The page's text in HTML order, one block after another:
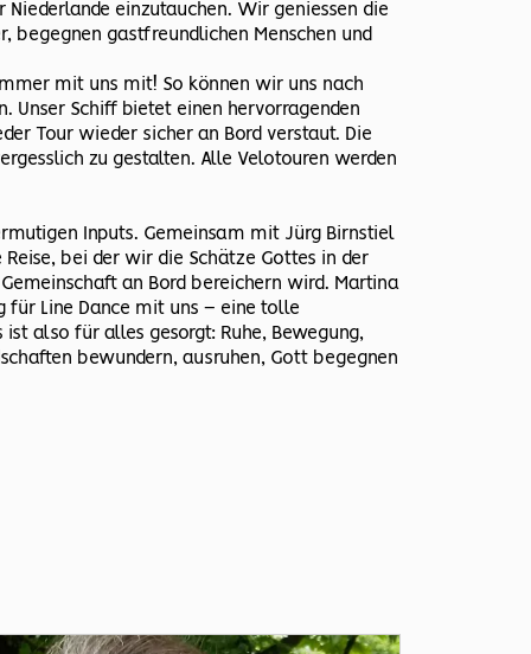
einzutauchen. Wir geniessen die
begegnen gastfreundlichen Menschen und
mit uns mit! So können wir uns nach
Unser Schiff bietet einen hervorragenden
Tour wieder sicher an Bord verstaut. Die
zu gestalten. Alle Velotouren werden
Inputs. Gemeinsam mit Jürg Birnstiel
bei der wir die Schätze Gottes in der
an Bord bereichern wird. Martina
für Line Dance mit uns – eine tolle
also für alles gesorgt: Ruhe, Bewegung,
bewundern, ausruhen, Gott begegnen